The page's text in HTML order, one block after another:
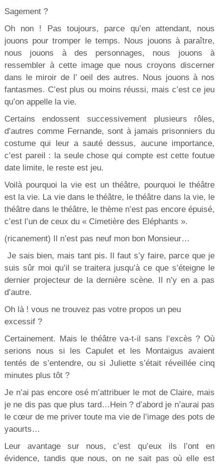
Sagement ?
Oh non ! Pas toujours, parce qu’en attendant, nous
jouons pour tromper le temps. Nous jouons à paraître,
nous jouons à des personnages, nous jouons à
ressembler à cette image que nous croyons discerner
dans le miroir de l’ oeil des autres. Nous jouons à nos
fantasmes. C’est plus ou moins réussi, mais c’est ce jeu
qu’on appelle la vie.
Certains endossent successivement plusieurs rôles,
d’autres comme Fernande, sont à jamais prisonniers du
costume qui leur a sauté dessus, aucune importance,
c’est pareil : la seule chose qui compte est cette foutue
date limite, le reste est jeu.
Voilà pourquoi la vie est un théâtre, pourquoi le théâtre
est la vie. La vie dans le théâtre, le théâtre dans la vie, le
théâtre dans le théâtre, le thème n’est pas encore épuisé,
c’est l’un de ceux du « Cimetière des Eléphants ».
(ricanement) Il n’est pas neuf mon bon Monsieur…
Je sais bien, mais tant pis. Il faut s’y faire, parce que je
suis sûr moi qu’il se traitera jusqu’à ce que s’éteigne le
dernier projecteur de la dernière scène. Il n’y en a pas
d’autre.
Oh là ! vous ne trouvez pas votre propos un peu
excessif ?
Certainement. Mais le théâtre va-t-il sans l’excès ? Où
serions nous si les Capulet et les Montaigus avaient
tentés de s’entendre, ou si Juliette s’était réveillée cinq
minutes plus tôt ?
Je n’ai pas encore osé m’attribuer le mot de Claire, mais
je ne dis pas que plus tard…Hein ? d’abord je n’aurai pas
le cœur de me priver toute ma vie de l’image des pots de
yaourts…
Leur avantage sur nous, c’est qu’eux ils l’ont en
évidence, tandis que nous, on ne sait pas où elle est